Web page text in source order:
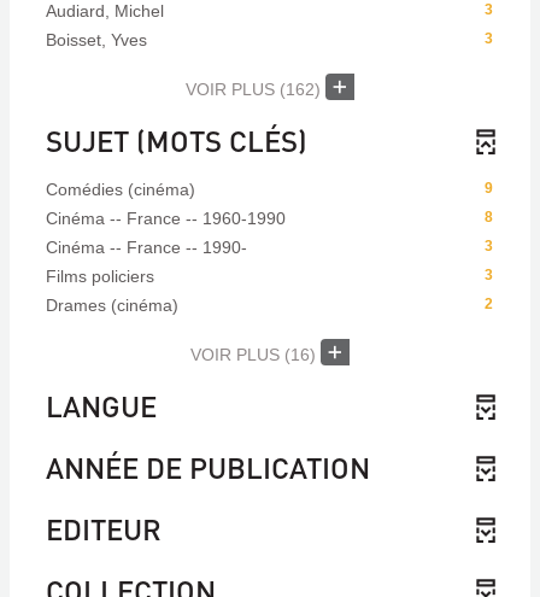
3
Audiard, Michel
3
Boisset, Yves
VOIR PLUS (162)
SUJET (MOTS CLÉS)
9
Comédies (cinéma)
8
Cinéma -- France -- 1960-1990
3
Cinéma -- France -- 1990-
3
Films policiers
2
Drames (cinéma)
VOIR PLUS (16)
LANGUE
ANNÉE DE PUBLICATION
EDITEUR